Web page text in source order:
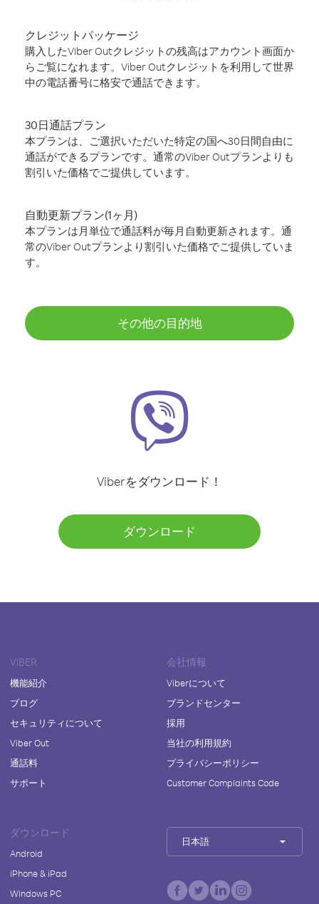
クレジットパッケージ
購入したViber Outクレジットの残高はアカウント画面か
らご覧になれます。Viber Outクレジットを利用して世界
中の電話番号に格安で通話できます。
30日通話プラン
本プランは、ご選択いただいた特定の国へ30日間自由に
通話ができるプランです。通常のViber Outプランよりも
割引いた価格でご提供しています。
自動更新プラン(1ヶ月)
本プランは月単位で通話料が毎月自動更新されます。通
常のViber Outプランより割引いた価格でご提供していま
す。
その他の目的地
Viberをダウンロード！
ダウンロード
VIBER
機能紹介
ブログ
セキュリティについて
Viber Out
通話料
サポート
会社情報
Viberについて
ブランドセンター
採用
当社の利用規約
プライバシーポリシー
Customer Complaints Code
ダウンロード
Android
iPhone & iPad
Windows PC
日本語